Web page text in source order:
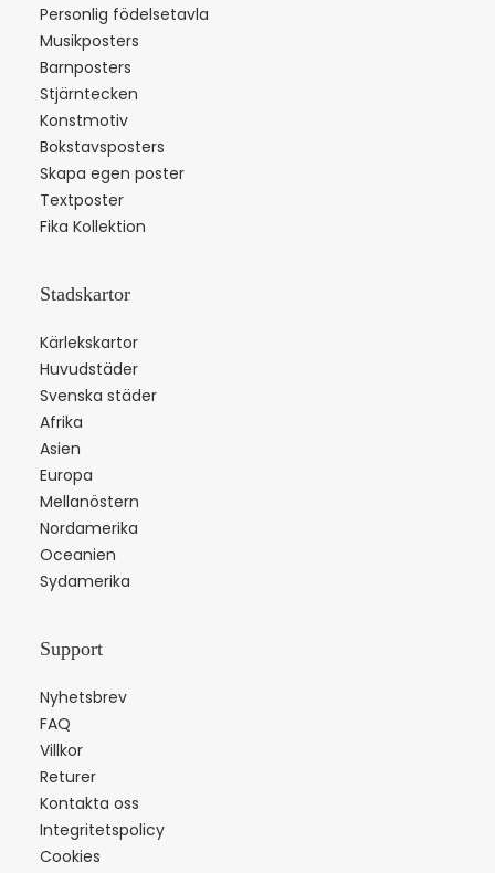
Personlig födelsetavla
Musikposters
Barnposters
Stjärntecken
Konstmotiv
Bokstavsposters
Skapa egen poster
Textposter
Fika Kollektion
Stadskartor
Kärlekskartor
Huvudstäder
Svenska städer
Afrika
Asien
Europa
Mellanöstern
Nordamerika
Oceanien
Sydamerika
Support
Nyhetsbrev
FAQ
Villkor
Returer
Kontakta oss
Integritetspolicy
Cookies